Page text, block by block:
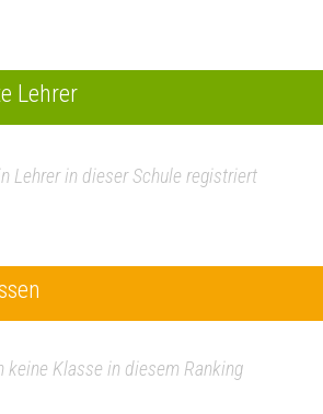
Lehrer
Lehrer in dieser Schule registriert
keine Klasse in diesem Ranking